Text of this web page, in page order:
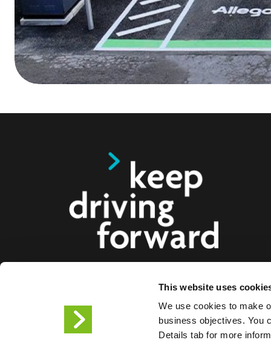
This website uses
We use cookies to make
business objectives. You
Details tab for more
Vi tilbyr smarte ladeløsninger for elbiler,
lastebiler til forbrukere, bedrifter og byer. Våre
ladeløsninger gjør det enklere for bedrifter og
infrastrukturen elbilister trenger, samtidig som